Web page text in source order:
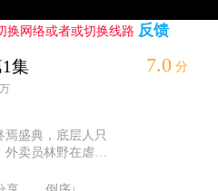
换网络或者或切换线路 反馈
集
焉盛典，底层人只
外卖员林野在虐杀
电动车杀回猎
7.0 分